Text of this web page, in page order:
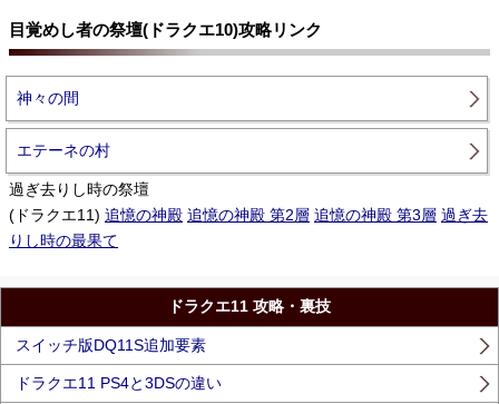
目覚めし者の祭壇(ドラクエ10)攻略リンク
神々の間
エテーネの村
過ぎ去りし時の祭壇
(ドラクエ11) 追憶の神殿 追憶の神殿 第2層 追憶の神殿 第3層 過ぎ去
りし時の最果て
ドラクエ11 攻略・裏技
スイッチ版DQ11S追加要素
ドラクエ11 PS4と3DSの違い